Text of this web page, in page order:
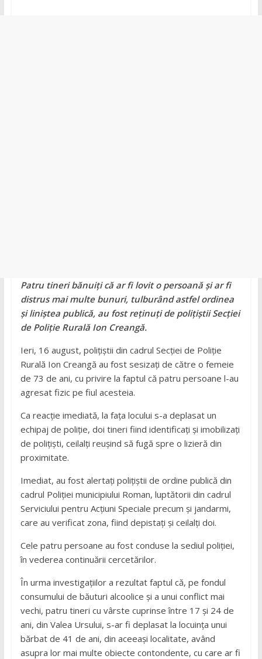
Patru tineri bănuiți că ar fi lovit o persoană și ar fi
distrus mai multe bunuri, tulburând astfel ordinea
și liniștea publică, au fost reținuți de polițiștii Secției
de Poliție Rurală Ion Creangă.
Ieri, 16 august, polițiștii din cadrul Secției de Poliție
Rurală Ion Creangă au fost sesizați de către o femeie
de 73 de ani, cu privire la faptul că patru persoane l-au
agresat fizic pe fiul acesteia.
Ca reacție imediată, la fața locului s-a deplasat un
echipaj de poliție, doi tineri fiind identificați și imobilizați
de polițiști, ceilalți reușind să fugă spre o lizieră din
proximitate.
Imediat, au fost alertați polițiștii de ordine publică din
cadrul Poliției municipiului Roman, luptătorii din cadrul
Serviciului pentru Acțiuni Speciale precum și jandarmi,
care au verificat zona, fiind depistați și ceilalți doi.
Cele patru persoane au fost conduse la sediul poliției,
în vederea continuării cercetărilor.
În urma investigațiilor a rezultat faptul că, pe fondul
consumului de băuturi alcoolice și a unui conflict mai
vechi, patru tineri cu vârste cuprinse între 17 și 24 de
ani, din Valea Ursului, s-ar fi deplasat la locuința unui
bărbat de 41 de ani, din aceeași localitate, având
asupra lor mai multe obiecte contondente, cu care ar fi